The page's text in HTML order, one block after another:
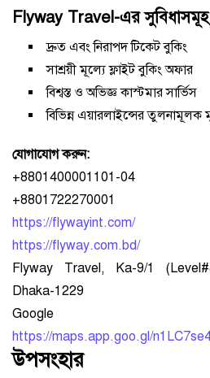
Flyway Travel-এর
দ্রুত এবং নিরাপদ টিকেট বুকিং
সাশ্রয়ী মূল্যে ফ্লাইট বুকিং অফার
বিশ্বস্ত ও অভিজ্ঞ কাস্টমার সার্ভিস
বিভিন্ন এয়ারলাইন্সের তুলনামূলক
যোগাযোগ করুন:
+8801400001101-04
+8801722270001
https://flywayint.com/
https://flyway.com.bd/
Flyway Travel, Ka-9/1
Dhaka-1229
Google
https://maps.app.goo.gl/
উপসংহার